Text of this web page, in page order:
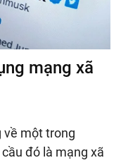
mạng xã
về một trong
đó là mạng xã